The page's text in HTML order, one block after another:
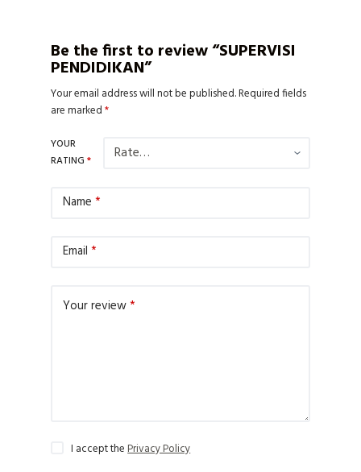
Be the first to review “SUPERVISI
PENDIDIKAN”
Your email address will not be published.Required fields
are marked*
YOUR
RATING *
Name *
Email *
Your review*
I accept thePrivacy Policy